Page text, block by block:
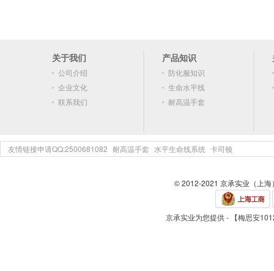
关于我们
公司介绍
企业文化
联系我们
产品知识
防化服知识
生命水平线
耐高温手套
友情链接申请QQ:2500681082 耐高温手套 水平生命线系统 卡司顿
© 2012-2021 京承实业（上
京承实业为您提供 - 【梅思安